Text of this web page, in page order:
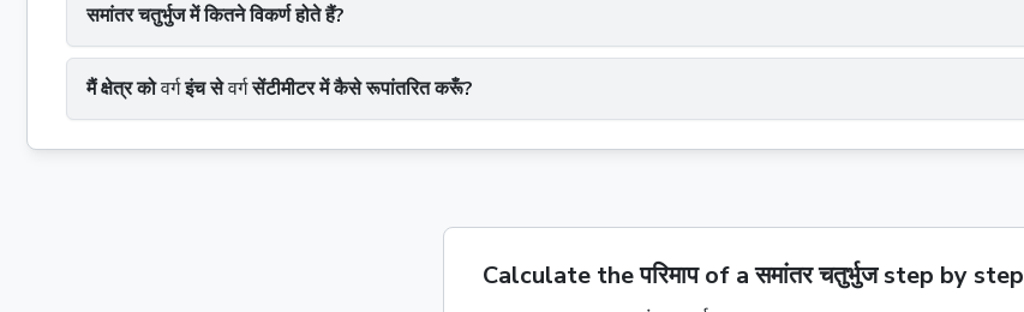
समांतर चतुर्भुज में कितने विकर्ण होते हैं?
मैं क्षेत्र कोवर्गइंच सेवर्गसेंटीमीटर में कैसे रूपांतरित करूँ?
Calculate the परिमाप of a समांतर चतुर्भुज step by step